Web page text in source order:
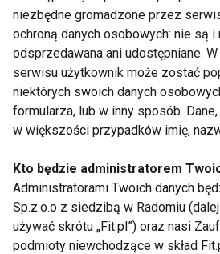
powietrzem lub usiąść na
zagłębić się w interesującą
SYLWETKA WELLNESS
Sylwetka
niezbędne gromadzone przez
ochroną danych osobowych: nie są i
odsprzedawana ani udostępniane.
serwisu użytkownik może zostać
niektórych swoich danych
formularza, lub w inny sposób.
w większości przypadków imię,
Kto będzie administratorem
Administratorami Twoich danych
Sp.z.o.o z siedzibą w Radomiu
używać skrótu „Fit.pl”) oraz nasi
podmioty niewchodzące w skład